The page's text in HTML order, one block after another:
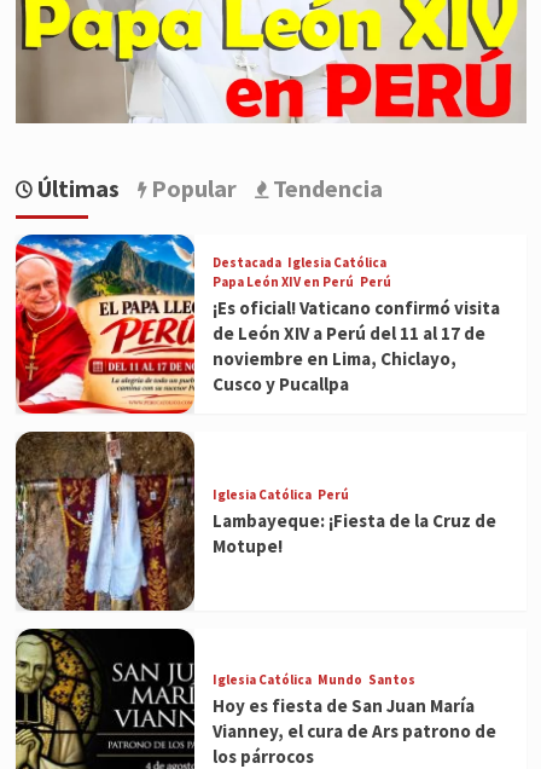
Últimas Popular Tendencia
Destacada Iglesia Católica
Papa León XIV en Perú Perú
¡Es oficial! Vaticano confirmó visita
de León XIV a Perú del 11 al 17 de
noviembre en Lima, Chiclayo,
Cusco y Pucallpa
Iglesia Católica Perú
Lambayeque: ¡Fiesta de la Cruz de
Motupe!
Iglesia Católica Mundo Santos
Hoy es fiesta de San Juan María
Vianney, el cura de Ars patrono de
los párrocos